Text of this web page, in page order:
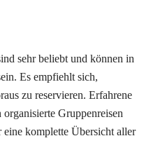
sehr beliebt und können in
Es empfiehlt sich,
zu reservieren. Erfahrene
Gruppenreisen
komplette Übersicht aller